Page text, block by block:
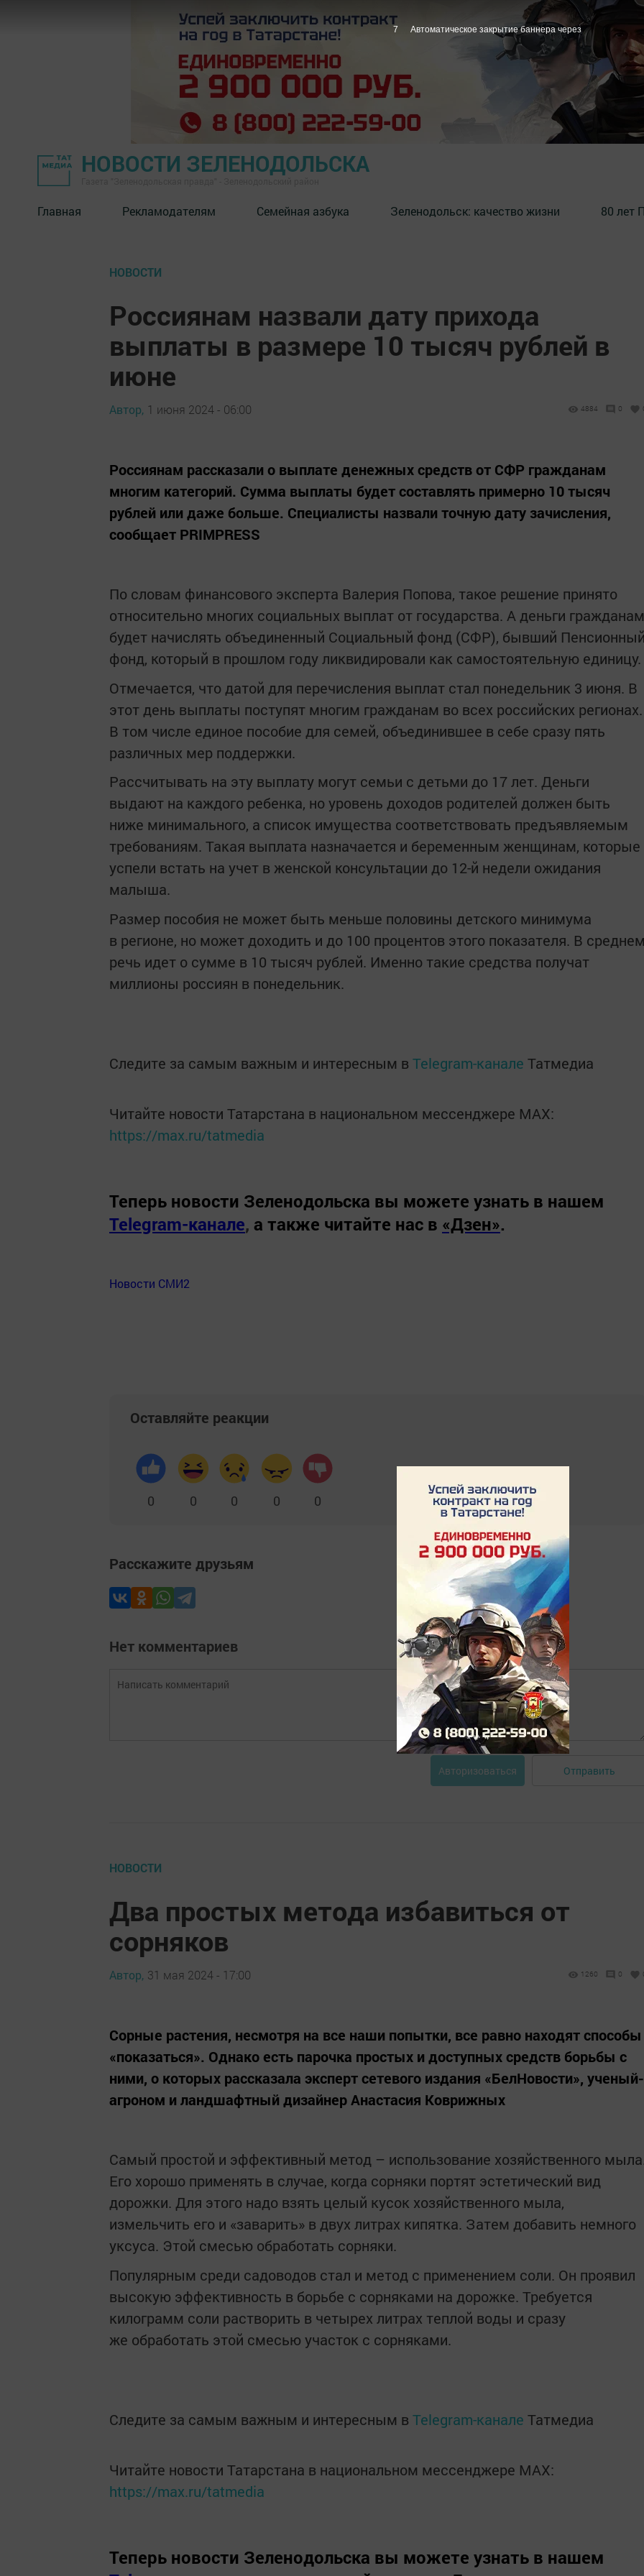
НОВОСТИ ЗЕЛЕНОДОЛЬСКА
Главная Рекламодателям Семейная азбука ⁠Зеленодольск: качество жизни 80 лет
НОВОСТИ
Россиянам назвали дату прихода
выплаты в размере 10 тысяч рублей в
июне
Автор, 1 июня 2024 - 06:00 4884 0
Россиянам рассказали о выплате денежных средств от СФР гражданам
многим категорий. Сумма выплаты будет составлять примерно 10 тысяч
рублей или даже больше. Специалисты назвали точную дату зачисления,
сообщает PRIMPRESS
По словам финансового эксперта Валерия Попова, такое решение принято
относительно многих социальных выплат от государства. А деньги гражданам
будет начислять объединенный Социальный фонд (СФР), бывший
фонд, который в прошлом году ликвидировали как самостоятельную единицу.
Отмечается, что датой для перечисления выплат стал понедельник 3 июня. В
этот день выплаты поступят многим гражданам во всех российских регионах.
В том числе единое пособие для семей, объединившее в себе сразу пять
различных мер поддержки.
Рассчитывать на эту выплату могут семьи с детьми до 17 лет. Деньги
выдают на каждого ребенка, но уровень доходов родителей должен быть
ниже минимального, а список имущества соответствовать предъявляемым
требованиям. Такая выплата назначается и беременным женщинам, которые
успели встать на учет в женской консультации до 12-й недели ожидания
малыша.
Размер пособия не может быть меньше половины детского минимума
в регионе, но может доходить и до 100 процентов этого показателя. В
речь идет о сумме в 10 тысяч рублей. Именно такие средства получат
миллионы россиян в понедельник.
Следите за самым важным и интересным в Telegram-канале Татмедиа
Читайте новости Татарстана в национальном мессенджере MАХ:
https://max.ru/tatmedia
Теперь новости Зеленодольска вы можете узнать в нашем
Telegram-канале, а также читайте нас в «Дзен».
Новости СМИ2
Оставляйте реакции
0 0 0 0 0
Расскажите друзьям
Нет комментариев
Авторизоваться Отправить
НОВОСТИ
Два простых метода избавиться от
сорняков
Автор, 31 мая 2024 - 17:00 1260 0
Сорные растения, несмотря на все наши попытки, все равно находят способы
«показаться». Однако есть парочка простых и доступных средств борьбы с
ними, о которых рассказала эксперт сетевого издания «БелНовости», ученый-
агроном и ландшафтный дизайнер Анастасия Коврижных
Самый простой и эффективный метод – использование хозяйственного
Его хорошо применять в случае, когда сорняки портят эстетический вид
дорожки. Для этого надо взять целый кусок хозяйственного мыла,
измельчить его и «заварить» в двух литрах кипятка. Затем добавить немного
уксуса. Этой смесью обработать сорняки.
Популярным среди садоводов стал и метод с применением соли. Он проявил
высокую эффективность в борьбе с сорняками на дорожке. Требуется
килограмм соли растворить в четырех литрах теплой воды и сразу
же обработать этой смесью участок с сорняками.
Следите за самым важным и интересным в Telegram-канале Татмедиа
Читайте новости Татарстана в национальном мессенджере MАХ:
https://max.ru/tatmedia
Теперь новости Зеленодольска вы можете узнать в нашем
6 Автоматическое закрытие баннера через